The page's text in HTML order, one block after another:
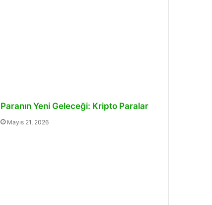
Paranın Yeni Geleceği: Kripto Paralar
Mayıs 21, 2026